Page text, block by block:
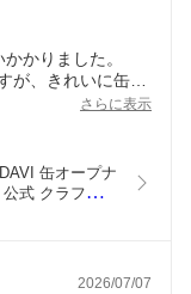
かりました。
が、きれいに缶が
さらに表示
缶オープナ
式 クラファン
2026/07/07